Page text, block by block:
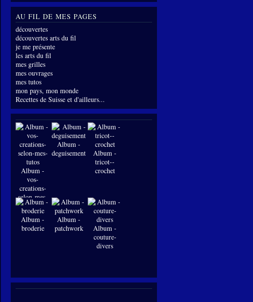
AU FIL DE MES PAGES
découvertes
découvertes arts du fil
je me présente
les arts du fil
mes grilles
mes ouvrages
mes tutos
mon pays, mon monde
Recettes de Suisse et d'ailleurs...
Album -
vos-
creations-
selon-mes-
tutos
Album -
deguisements
Album -
tricot--
crochet
Album -
broderie
Album -
patchwork
Album -
couture-
divers